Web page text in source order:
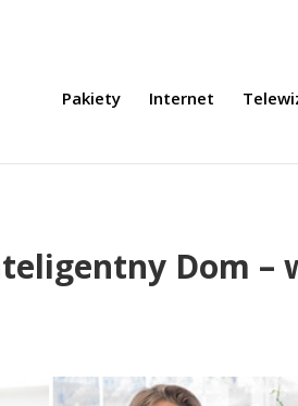
Pakiety Internet
Dom –